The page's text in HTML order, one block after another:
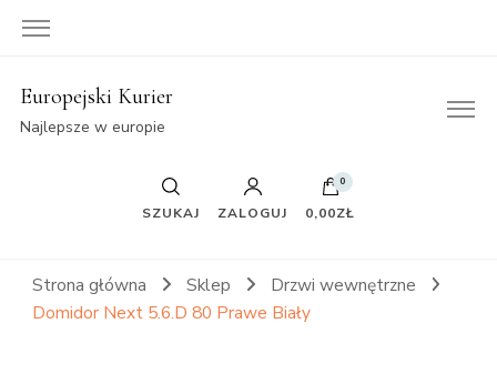
Europejski Kurier
Najlepsze w europie
SZUKAJ ZALOGUJ
0
0,00ZŁ
Strona główna Sklep
Drzwi wewnętrzne
Domidor Next 5.6.D 80 Prawe Biały